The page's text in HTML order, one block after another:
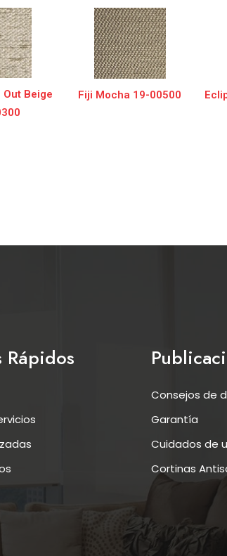
Beige
Fiji Mocha 19-00500
Rápidos
Consejos de
Garantía
Cuidados de
Cortinas